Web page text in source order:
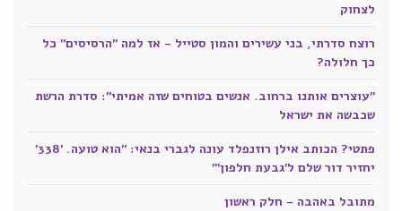
לצחוק
רוצח סדרתי, בני עשירים והמון סטייל - אז למה "הרסיסים" כל
כך חלולה?
"עוצרים אותנו ברחוב. אנשים בטוחים שזה אמיתי": סדרת הרשת
שכבשה את ישראל
פתטי? הכותב אילן רוזנפלד עונה לגברי בנאי: "הוא טועה. '338'
יחזיר דור שלם ל'גבעת חלפון'"
מתובל באהבה - חלק ראשון